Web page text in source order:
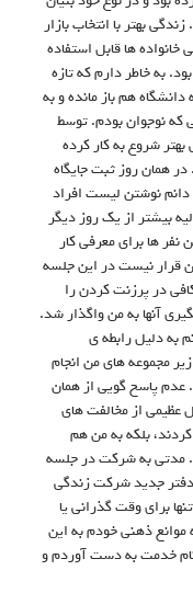
زندگی بهتر با انتخاب بازار
ها قابل استفاده
به خاطر دارم که تازه
هم باز مانده و به
که نوجوان بودم. توسط
شروع به کار کرده
همان روز ثبت جایگاه
دانم نوشتن لیست افراد
بیشتر از یک روز دیگر
نفر ها برای معرفی کار
قرار نیست در این جلسه
در پرزنت کردن را
آنها به من واگذار شد.
به دلیل رابطه ی
مجموعه های من انجام
پاسخ گویی از همان
عظیمی از مخالفت های
بلکه به من هم
مدتی به شرکت در جلسه
جدید شرکت زندگی
برای وقت گذرانی یا
ذهنی خودم به این
خدمت به دست آوردم و